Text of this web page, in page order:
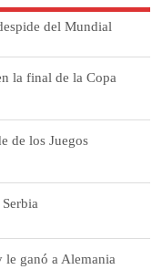
del Mundial
la final de la Copa
de los Juegos
le ganó a Alemania